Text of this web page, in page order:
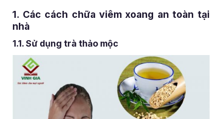
1. Các cách chữa viêm xoang an toàn tại
nhà
1.1. Sử dụng trà thảo mộc